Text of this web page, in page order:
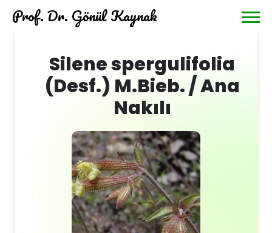
Prof. Dr. Gönül Kaynak
Silene spergulifolia
(Desf.) M.Bieb. / Ana
Nakılı